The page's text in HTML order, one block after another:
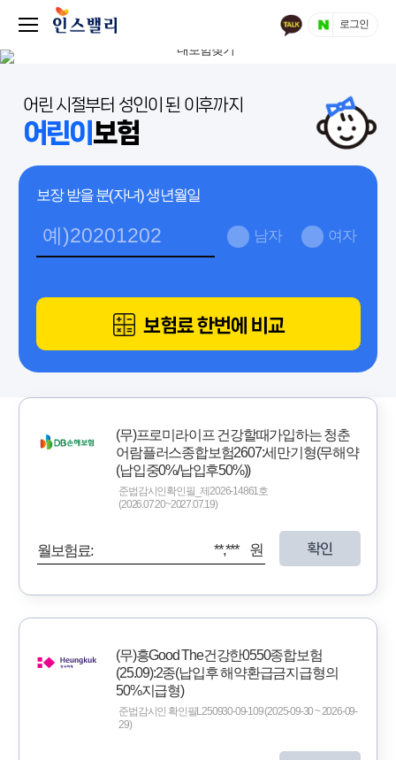
로그인
어린 시절부터 성인이 된 이후까지
어린이 보험
보장 받을 분(자녀) 생년월일
남자 여자
보험료 한번에 비교
(무)프로미라이프 건강할때가입하는 청춘
어람플러스종합보험2607:세만기형(무해약
(납입중0%/납입후50%))
준법감시인확인필_제2026-14861호
(2026.07.20~2027.07.19)
월보험료: **,*** 원 확인
(무)흥Good The건강한0550종합보험
(25.09):2종(납입후 해약환급금지급형의
50%지급형)
준법감시인 확인필L250930-09-109 (2025-09-30 ~ 2026-09-
29)